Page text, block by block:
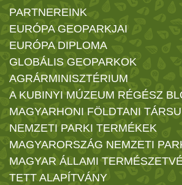
PARTNEREINK
EURÓPA GEOPARKJAI
EURÓPA DIPLOMA
GLOBÁLIS GEOPARKOK
AGRÁRMINISZTÉRIUM
A KUBINYI MÚZEUM RÉGÉSZ
MAGYARHONI FÖLDTANI
NEMZETI PARKI TERMÉKEK
MAGYARORSZÁG NEMZETI
MAGYAR ÁLLAMI
TETT ALAPÍTVÁNY